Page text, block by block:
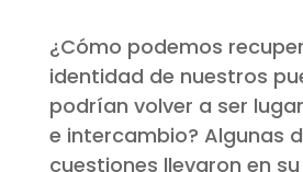
¿Cómo podemos
identidad de nuestros
podrían volver a ser
e intercambio? Algunas
cuestiones llevaron en